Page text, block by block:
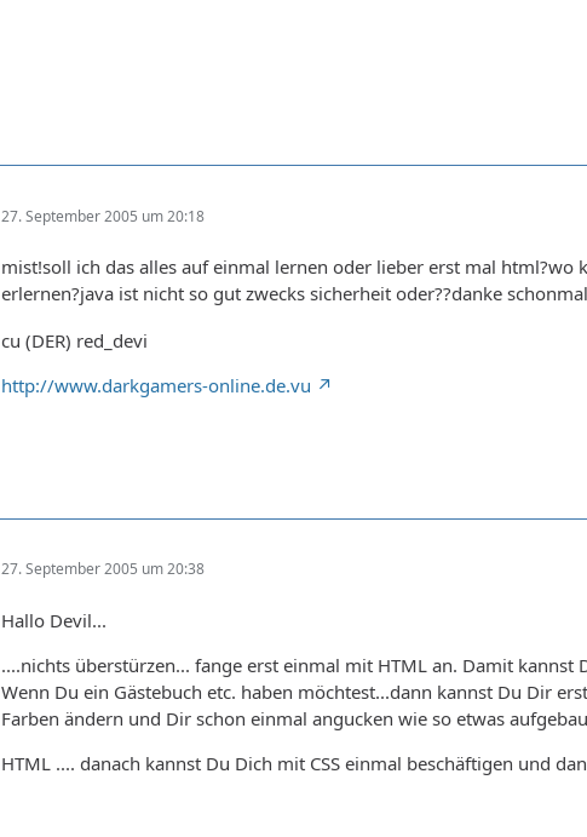
27. September 2005 um 20:18
mist!soll ich das alles auf einmal lernen oder lieber erst mal
erlernen?java ist nicht so gut zwecks sicherheit oder??danke
cu (DER) red_devi
http://www.darkgamers-online.de.vu
27. September 2005 um 20:38
Hallo Devil...
....nichts überstürzen... fange erst einmal mit HTML an. Damit
Wenn Du ein Gästebuch etc. haben möchtest...dann kannst Du Dir
Farben ändern und Dir schon einmal angucken wie so etwas
HTML .... danach kannst Du Dich mit CSS einmal beschäftigen und